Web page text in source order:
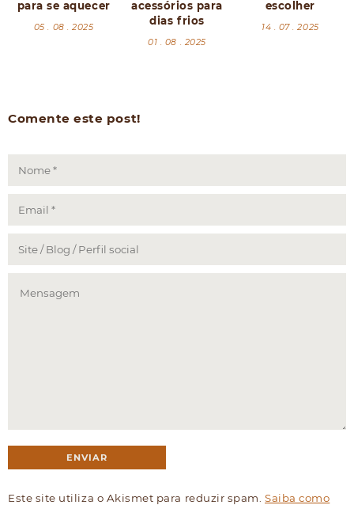
para se aquecer
05 . 08 . 2025
acessórios para
dias frios
01 . 08 . 2025
escolher
14 . 07 . 2025
Comente este post!
Este site utiliza o Akismet para reduzir spam.Saiba como